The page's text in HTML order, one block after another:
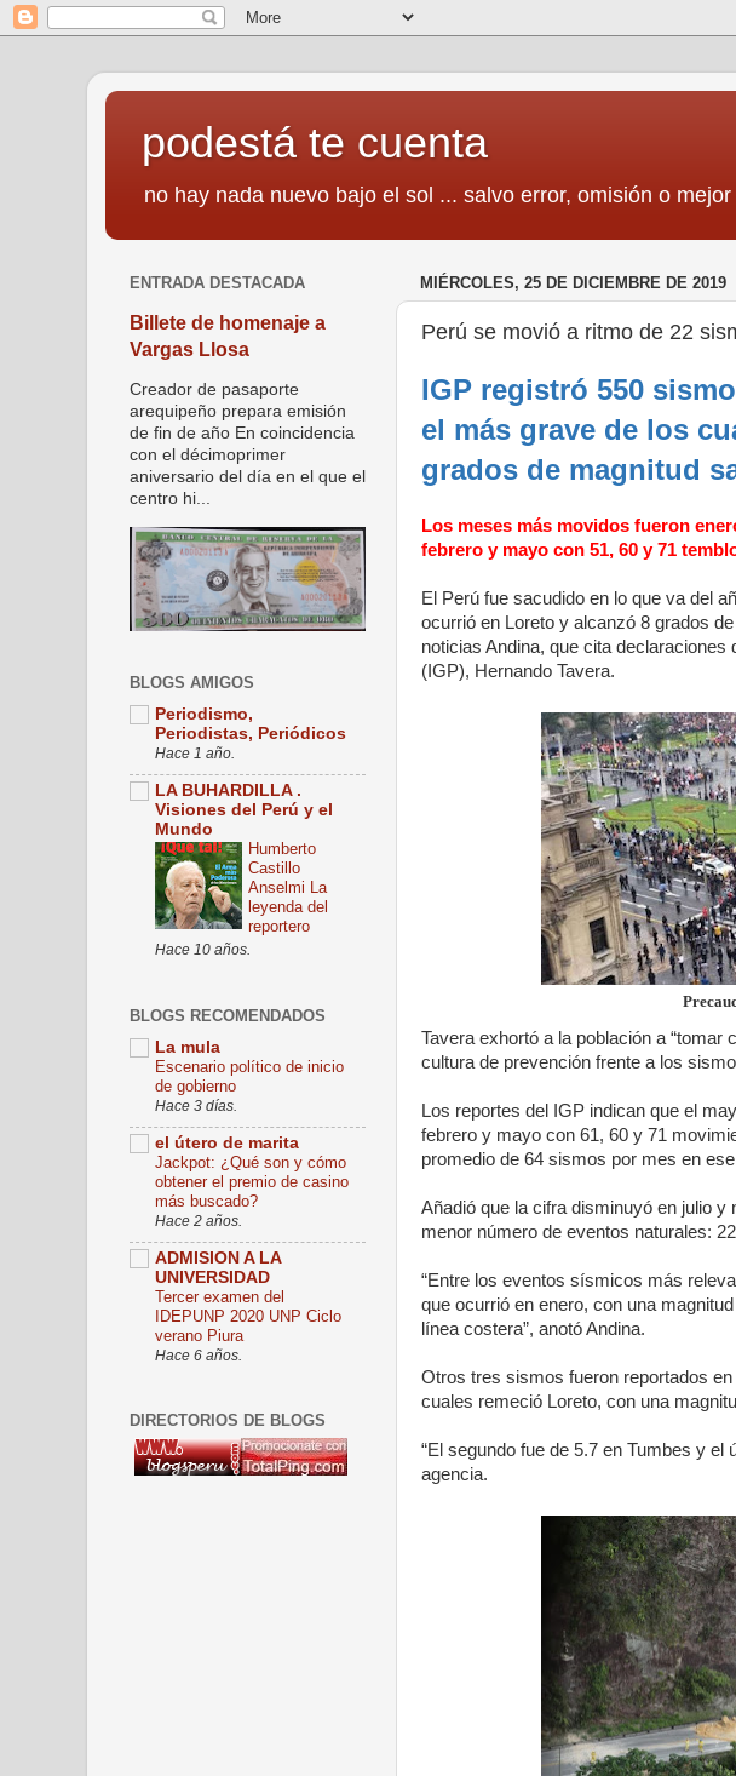
podestá te cuenta
no hay nada nuevo bajo el sol ... salvo error, omisión o mejor
MIÉRCOLES, 25 DE DICIEMBRE DE 2019
Perú se movió a ritmo de 22
IGP registró 550
el más grave de los
grados de magnitud
Los meses más movidos fueron
febrero y mayo con 51, 60 y 71
El Perú fue sacudido en lo que va del
ocurrió en Loreto y alcanzó 8 grados
noticias Andina, que cita declaraciones
(IGP), Hernando Tavera.
Tavera exhortó a la población a
cultura de prevención frente a los
Los reportes del IGP indican que el
febrero y mayo con 61, 60 y 71
promedio de 64 sismos por mes en
Añadió que la cifra disminuyó en julio
menor número de eventos naturales:
“Entre los eventos sísmicos más
que ocurrió en enero, con una
línea costera”, anotó Andina.
Otros tres sismos fueron reportados
cuales remeció Loreto, con una
“El segundo fue de 5.7 en Tumbes y el
agencia.
ENTRADA DESTACADA
Billete de homenaje a
Vargas Llosa
Creador de pasaporte
arequipeño prepara emisión
de fin de año En coincidencia
con el décimoprimer
aniversario del día en el que el
centro hi...
BLOGS AMIGOS
Periodismo,
Periodistas, Periódicos
Hace 1 año.
LA BUHARDILLA .
Visiones del Perú y el
Mundo
Humberto
Castillo
Anselmi La
leyenda del
reportero
Hace 10 años.
BLOGS RECOMENDADOS
La mula
Escenario político de inicio
de gobierno
Hace 3 días.
el útero de marita
Jackpot: ¿Qué son y cómo
obtener el premio de casino
más buscado?
Hace 2 años.
ADMISION A LA
UNIVERSIDAD
Tercer examen del
IDEPUNP 2020 UNP Ciclo
verano Piura
Hace 6 años.
DIRECTORIOS DE BLOGS